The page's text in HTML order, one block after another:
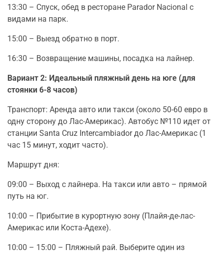
13:30 – Спуск, обед в ресторане Parador Nacional с
видами на парк.
15:00 – Выезд обратно в порт.
16:30 – Возвращение машины, посадка на лайнер.
Вариант 2: Идеальный пляжный день на юге (для
стоянки 6-8 часов)
Транспорт: Аренда авто или такси (около 50-60 евро в
одну сторону до Лас-Америкас). Автобус №110 идет от
станции Santa Cruz Intercambiador до Лас-Америкас (1
час 15 минут, ходит часто).
Маршрут дня:
09:00 – Выход с лайнера. На такси или авто – прямой
путь на юг.
10:00 – Прибытие в курортную зону (Плайя-де-лас-
Америкас или Коста-Адехе).
10:00 – 15:00 – Пляжный рай. Выберите один из